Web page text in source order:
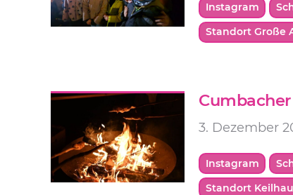
Instagram
Standort Große
3. Dezember
Instagram
Standort Keilhau